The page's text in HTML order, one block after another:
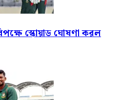
স্কোয়াড ঘোষণা করল